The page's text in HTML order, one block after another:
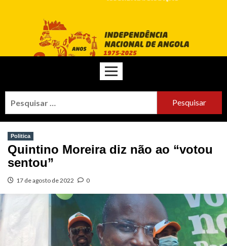
Politica
Quintino Moreira diz não ao “votou
sentou”
17 de agosto de 2022 0